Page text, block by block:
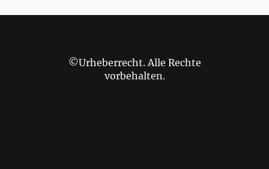
©Urheberrecht. Alle Rechte
vorbehalten.